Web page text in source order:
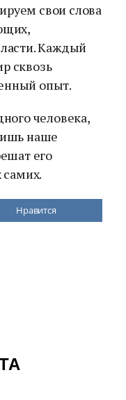
свои слова
Каждый
сквозь
опыт.
человека,
наше
его
самих.
Нравится